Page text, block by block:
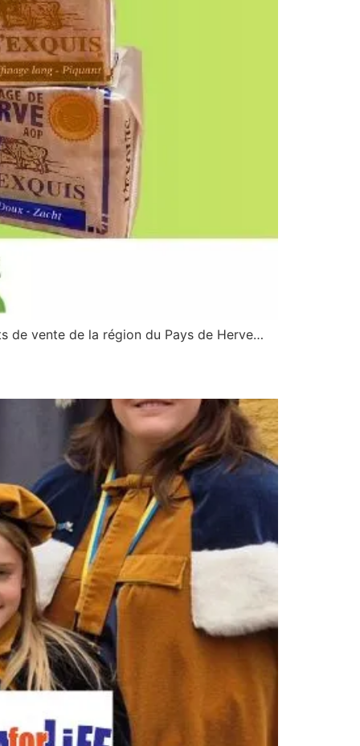
de vente de la région du Pays de Herve…